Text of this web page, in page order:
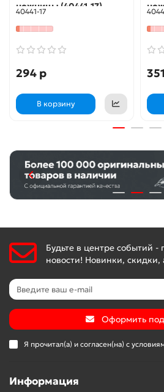
ножницы (40441-17)
40441-17
294 р
В корзину
Будьте в центре событий
новости! Новинки, скидки,
Оформить
Я прочитал(а) и согласен(на) с
Информация